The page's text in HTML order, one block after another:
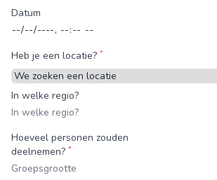
Datum
Heb je een locatie? *
In welke regio?
Hoeveel personen zouden
deelnemen? *